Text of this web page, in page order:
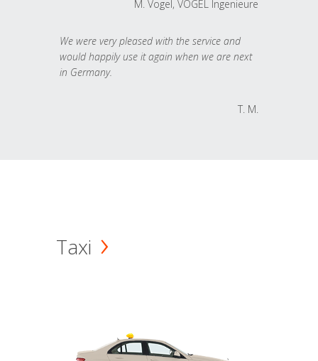
M. Vogel, VOGEL Ingenieure
We were very pleased with the service and
would happily use it again when we are next
in Germany.
T. M.
Taxi